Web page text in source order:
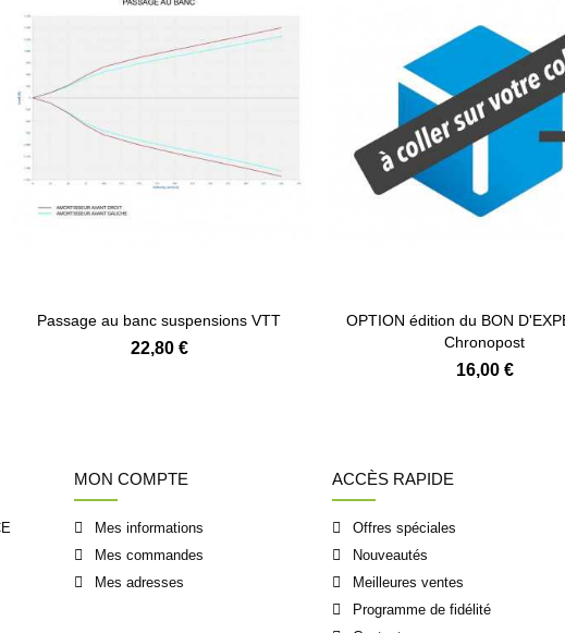
Passage au banc suspensions VTT
22,80 €
OPTION édition du BON
Chronopost
16,00 €
MON COMPTE
Mes informations
Mes commandes
Mes adresses
ACCÈS RAPIDE
Offres spéciales
Nouveautés
Meilleures ventes
Programme de fidélité